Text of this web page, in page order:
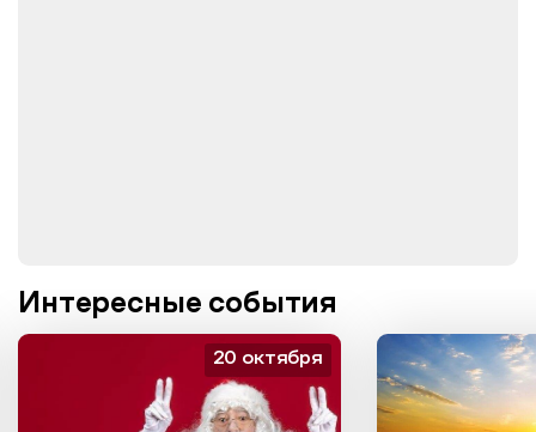
Интересные события
20 октября